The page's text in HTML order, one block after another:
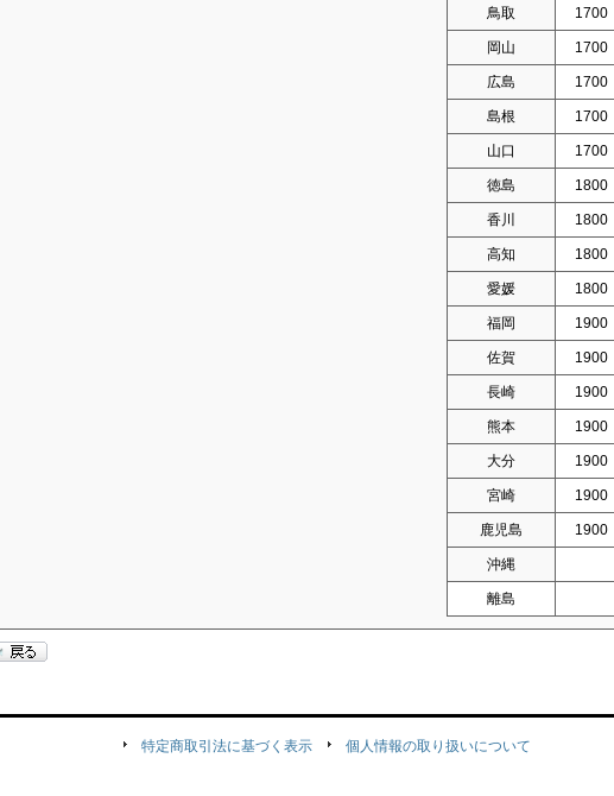
鳥取 1700
岡山 1700
広島 1700
島根 1700
山口 1700
徳島 1800
香川 1800
高知 1800
愛媛 1800
福岡 1900
佐賀 1900
長崎 1900
熊本 1900
大分 1900
宮崎 1900
鹿児島 1900
沖縄
離島
特定商取引法に基づく表示 個人情報の取り扱いについて